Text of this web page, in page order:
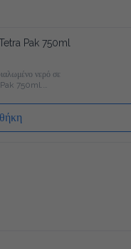
Pak 750ml
νερό σε μία
με
συσκευασία Tetra
να
και φιλικό προς
Ενώ ένα άλλο
μετά από κάθε
φρέσκο ​​και